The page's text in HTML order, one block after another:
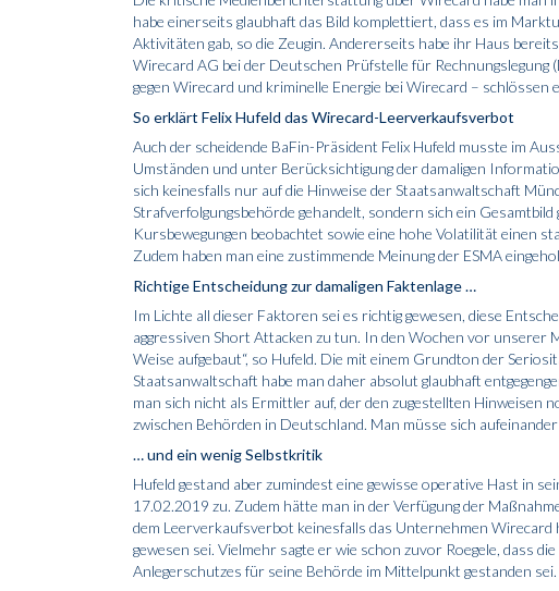
habe einerseits glaubhaft das Bild komplettiert, dass es im
Aktivitäten gab, so die Zeugin. Andererseits habe ihr Haus
Wirecard AG bei der Deutschen Prüfstelle für Rechnungslegung
gegen Wirecard und kriminelle Energie bei Wirecard – schlössen
So erklärt Felix Hufeld das Wirecard-Leerverkaufsverbot
Auch der scheidende BaFin-Präsident Felix Hufeld musste im
Umständen und unter Berücksichtigung der damaligen
sich keinesfalls nur auf die Hinweise der Staatsanwaltschaft
Strafverfolgungsbehörde gehandelt, sondern sich ein Gesamtbild
Kursbewegungen beobachtet sowie eine hohe Volatilität einen
Zudem haben man eine zustimmende Meinung der ESMA
Richtige Entscheidung zur damaligen Faktenlage …
Im Lichte all dieser Faktoren sei es richtig gewesen, diese
aggressiven Short Attacken zu tun. In den Wochen vor unserer
Weise aufgebaut“, so Hufeld. Die mit einem Grundton der
Staatsanwaltschaft habe man daher absolut glaubhaft
man sich nicht als Ermittler auf, der den zugestellten Hinweisen
zwischen Behörden in Deutschland. Man müsse sich
… und ein wenig Selbstkritik
Hufeld gestand aber zumindest eine gewisse operative Hast in
17.02.2019 zu. Zudem hätte man in der Verfügung der
dem Leerverkaufsverbot keinesfalls das Unternehmen Wirecard
gewesen sei. Vielmehr sagte er wie schon zuvor Roegele, dass
Anlegerschutzes für seine Behörde im Mittelpunkt gestanden sei.